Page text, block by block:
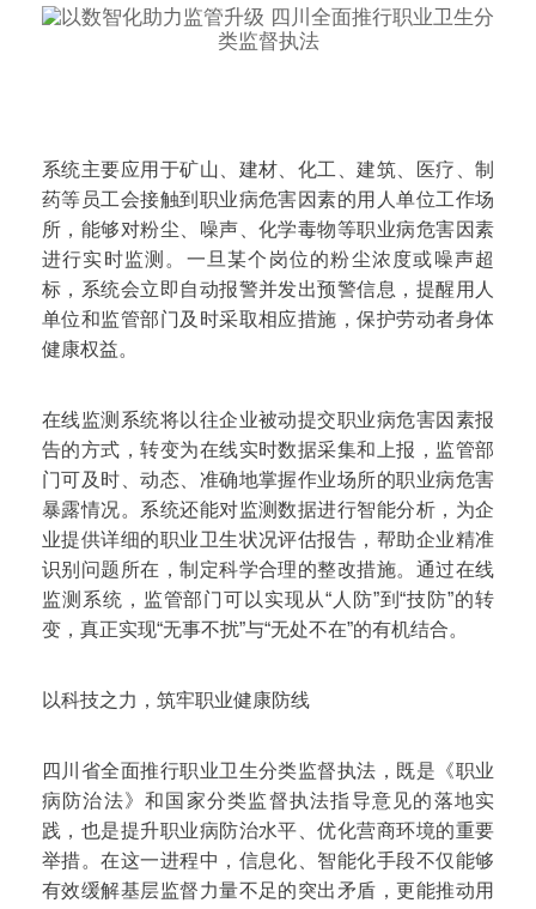
系统主要应用于矿山、建材、化工、建筑、医疗、制
药等员工会接触到职业病危害因素的用人单位工作场
所，能够对粉尘、噪声、化学毒物等职业病危害因素
进行实时监测。一旦某个岗位的粉尘浓度或噪声超
标，系统会立即自动报警并发出预警信息，提醒用人
单位和监管部门及时采取相应措施，保护劳动者身体
健康权益。
在线监测系统将以往企业被动提交职业病危害因素报
告的方式，转变为在线实时数据采集和上报，监管部
门可及时、动态、准确地掌握作业场所的职业病危害
暴露情况。系统还能对监测数据进行智能分析，为企
业提供详细的职业卫生状况评估报告，帮助企业精准
识别问题所在，制定科学合理的整改措施。通过在线
监测系统，监管部门可以实现从“人防”到“技防”的转
变，真正实现“无事不扰”与“无处不在”的有机结合。
以科技之力，筑牢职业健康防线
四川省全面推行职业卫生分类监督执法，既是《职业
病防治法》和国家分类监督执法指导意见的落地实
践，也是提升职业病防治水平、优化营商环境的重要
举措。在这一进程中，信息化、智能化手段不仅能够
有效缓解基层监督力量不足的突出矛盾，更能推动用